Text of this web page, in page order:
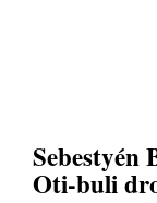
Sebestyén
Oti-buli